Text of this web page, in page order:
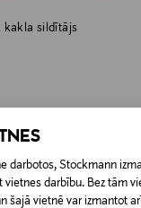
darbotos, Stockmann
vietnes darbību. Bez tām
šajā vietnē var izmantot
kakla sildītājs